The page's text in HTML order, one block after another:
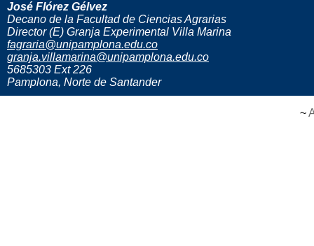
José Flórez Gélvez
Decano de la Facultad de Ciencias Agrarias
Director (E) Granja Experimental Villa Marina
fagraria@unipamplona.edu.co
granja.villamarina@unipamplona.edu.co
5685303 Ext 226
Pamplona, Norte de Santander
~